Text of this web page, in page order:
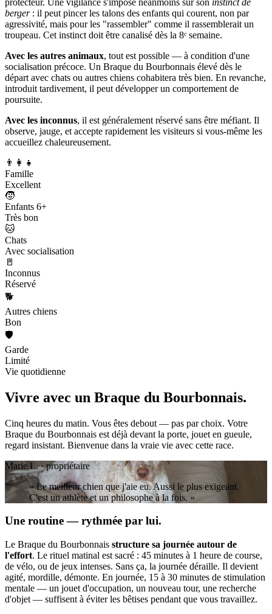
berger: il peut pincer les talons des enfants qui courent, non par
agressivité, mais pour les "rassembler" comme il rassemblerait un
troupeau. Cet instinct doit être canalisé dès la 8ᵉ semaine.
Avec les autres animaux, tout est possible — à condition d'une
socialisation précoce. Un Braque du Bourbonnais élevé dès le
départ avec chats ou autres chiens cohabitera très bien. En revanche,
introduit tardivement, il peut développer un comportement de
poursuite.
Avec les inconnus, il est généralement réservé sans être méfiant. Il
observe, jauge, et accepte rapidement les visiteurs si vous-même les
accueillez chaleureusement.
👨‍👩‍👧
Famille
Excellent
🧒
Enfants 6+
Très bon
🐱
Chats
Avec socialisation
🚪
Inconnus
Réservé
🐕
Autres chiens
Bon
🛡️
Garde
Limité
Vie quotidienne
Vivre avec un Braque du Bourbonnais.
Cinq heures du matin. Vous êtes debout — pas par choix. Votre
Braque du Bourbonnais est déjà devant la porte, jouet en gueule,
regard insistant. Bienvenue dans la vraie vie avec cette race.
Marie L. · propriétaire
« Le meilleur chien que j'aie eu. Aussi le plus exigeant.
C'est un athlète et un philosophe à la fois. »
Une routine — rythmée par lui.
Le Braque du Bourbonnais structure sa journée autour de
l'effort. Le rituel matinal est sacré : 45 minutes à 1 heure de course,
de vélo, ou de jeux intenses. Sans ça, la journée déraille. Il devient
agité, mordille, démonte. En journée, 15 à 30 minutes de stimulation
mentale — un jouet d'occupation, un nouveau tour, une recherche
d'objet — suffisent à éviter les bêtises pendant que vous travaillez.